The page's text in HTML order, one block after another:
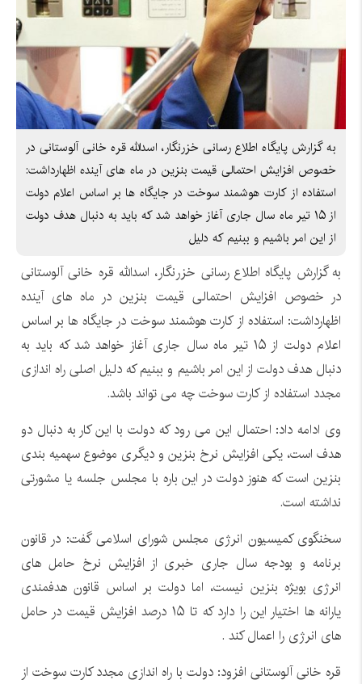
به گزارش پایگاه اطلاع رسانی خزرنگار، اسدالله قره خانی آلوستانی در
خصوص افزایش احتمالی قیمت بنزین در ماه های آینده اظهارداشت:
استفاده از کارت هوشمند سوخت در جایگاه ها بر اساس اعلام دولت
از ۱۵ تیر ماه سال جاری آغاز خواهد شد که باید به دنبال هدف دولت
از این امر باشیم و ببنیم که دلیل
به گزارش پایگاه اطلاع رسانی خزرنگار، اسدالله قره خانی آلوستانی
در خصوص افزایش احتمالی قیمت بنزین در ماه های آینده
اظهارداشت: استفاده از کارت هوشمند سوخت در جایگاه ها بر اساس
اعلام دولت از ۱۵ تیر ماه سال جاری آغاز خواهد شد که باید به
دنبال هدف دولت از این امر باشیم و ببنیم که دلیل اصلی راه اندازی
مجدد استفاده از کارت سوخت چه می تواند باشد.
وی ادامه داد: احتمال این می رود که دولت با این کار به دنبال دو
هدف است، یکی افزایش نرخ بنزین و دیگری موضوع سهمیه بندی
بنزین است که هنوز دولت در این باره با مجلس جلسه یا مشورتی
نداشته است.
سخنگوی کمیسیون انرژی مجلس شورای اسلامی گفت: در قانون
برنامه و بودجه سال جاری خبری از افزایش نرخ حامل های
انرژی بویژه بنزین نیست، اما دولت بر اساس قانون هدفمندی
یارانه ها اختیار این را دارد که تا ۱۵ درصد افزایش قیمت در حامل
های انرژی را اعمال کند .
قره خانی آلوستانی افزود: دولت با راه اندازی مجدد کارت سوخت از